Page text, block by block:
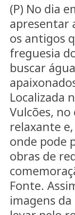
(P) No dia
apresentar
os antigos
freguesia
buscar
Localizada
Vulcões,
relaxante
onde pode
obras de
Fonte.
imagens